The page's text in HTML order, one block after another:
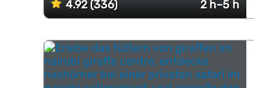
4.92 (336) 2 h–5 h